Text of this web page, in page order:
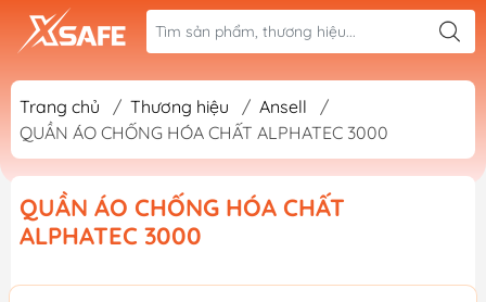
Trang chủ / Thương hiệu / Ansell
/
QUẦN ÁO CHỐNG HÓA CHẤT ALPHATEC 3000
QUẦN ÁO CHỐNG HÓA CHẤT
ALPHATEC 3000